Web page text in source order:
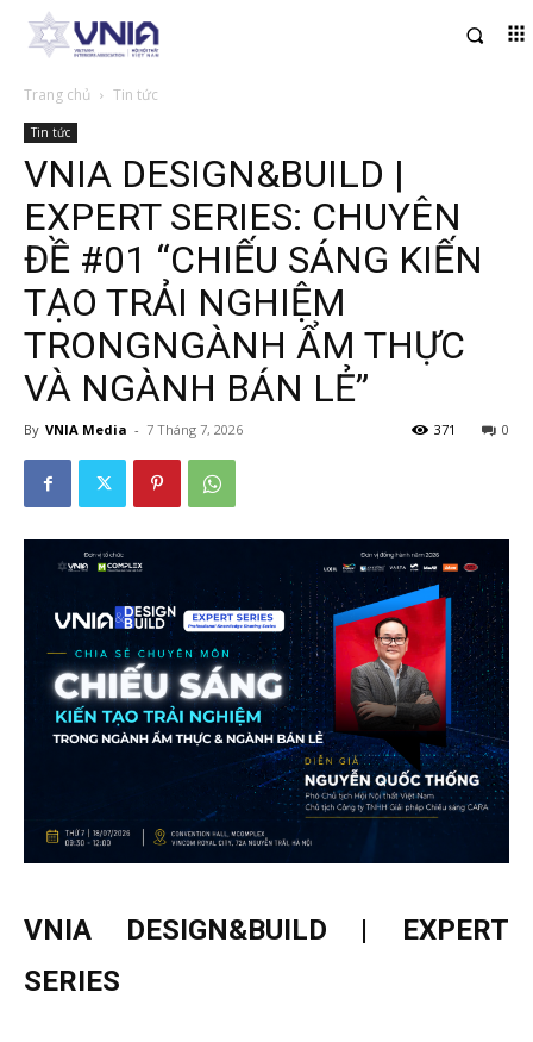
Trang chủ Tin tức
Tin tức
VNIA DESIGN&BUILD |
EXPERT SERIES: CHUYÊN
ĐỀ #01 “CHIẾU SÁNG KIẾN
TẠO TRẢI NGHIỆM
TRONGNGÀNH ẨM THỰC
VÀ NGÀNH BÁN LẺ”
By VNIA Media - 7 Tháng 7, 2026 0
371
VNIA DESIGN&BUILD | EXPERT
SERIES